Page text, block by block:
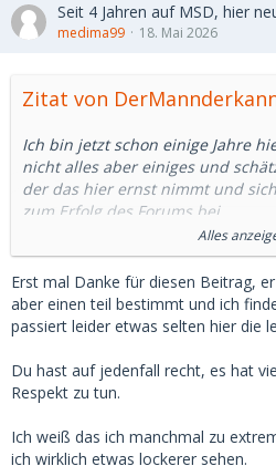
Seit 4 Jahren auf MSD, hier
medima99 18. Mai 2026
Zitat von
Ich bin jetzt schon einige Jahre
nicht alles aber einiges und
der das hier ernst nimmt und
zum Erfolg des Forums bei.
Beim Thema "richtiger SD" ist er
verteidigt seine Sichtweise bis
Ich denke, er kann die
Moralisch kommt er mit dieser
klar. Jetzt gibt er seinen Babes
Zuwendungen. Mist. Das ist ein
Also muss er sich immer und
Alles
Erst mal Danke für diesen Beitrag,
aber einen teil bestimmt und ich
passiert leider etwas selten hier die
Du hast auf jedenfall recht, es hat
Respekt zu tun.
Ich weiß das ich manchmal zu
ich wirklich etwas lockerer sehen.